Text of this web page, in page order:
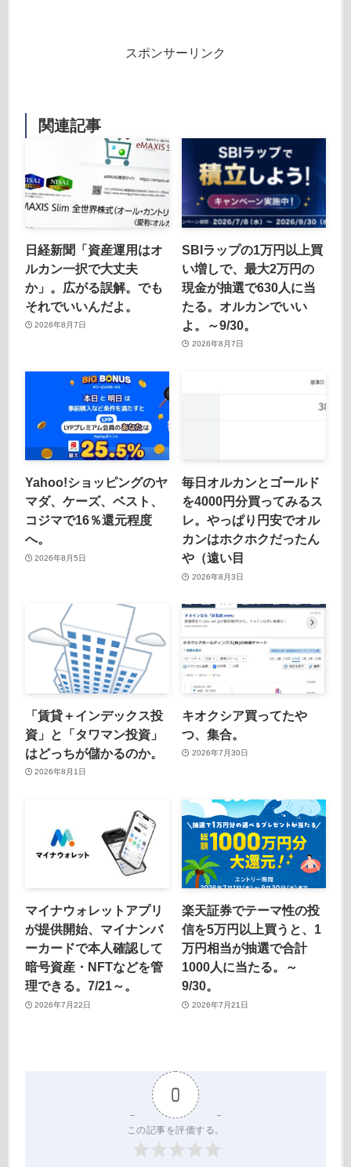
スポンサーリンク
関連記事
日経新聞「資産運用はオ
ルカン一択で大丈夫
か」。広がる誤解。でも
それでいいんだよ。
2026年8月7日
SBIラップの1万円以上買
い増しで、最大2万円の
現金が抽選で630人に当
たる。オルカンでいい
よ。～9/30。
2026年8月7日
Yahoo!ショッピングのヤ
マダ、ケーズ、ベスト、
コジマで16％還元程度
へ。
2026年8月5日
毎日オルカンとゴールド
を4000円分買ってみるス
レ。やっぱり円安でオル
カンはホクホクだったん
や（遠い目
2026年8月3日
「賃貸＋インデックス投
資」と「タワマン投資」
はどっちが儲かるのか。
2026年8月1日
キオクシア買ってたや
つ、集合。
2026年7月30日
マイナウォレットアプリ
が提供開始、マイナンバ
ーカードで本人確認して
暗号資産・NFTなどを管
理できる。7/21～。
2026年7月22日
楽天証券でテーマ性の投
信を5万円以上買うと、1
万円相当が抽選で合計
1000人に当たる。～
9/30。
2026年7月21日
0
この記事を評価する。